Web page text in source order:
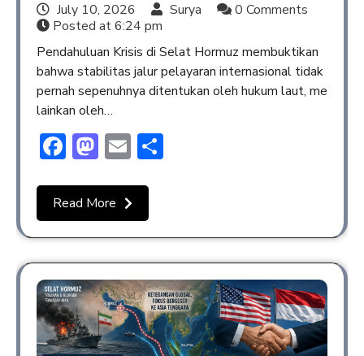
July 10, 2026 Surya
0 Comments
Posted at6:24 pm
Pendahuluan Krisis di Selat Hormuz membuktikan
bahwa stabilitas jalur pelayaran internasional tidak
pernah sepenuhnya ditentukan oleh hukum laut, me
lainkan oleh…
Facebook
Mastodon
Email
Read More